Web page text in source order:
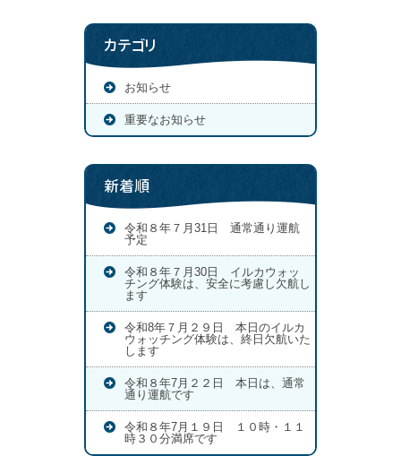
カテゴリ
お知らせ
重要なお知らせ
新着順
令和８年７月31日 通常通り運航
予定
令和８年７月30日 イルカウォッ
チング体験は、安全に考慮し欠航し
ます
令和8年７月２９日 本日のイルカ
ウォッチング体験は、終日欠航いた
します
令和８年7月２２日 本日は、通常
通り運航です
令和８年7月１９日 １０時・１１
時３０分満席です